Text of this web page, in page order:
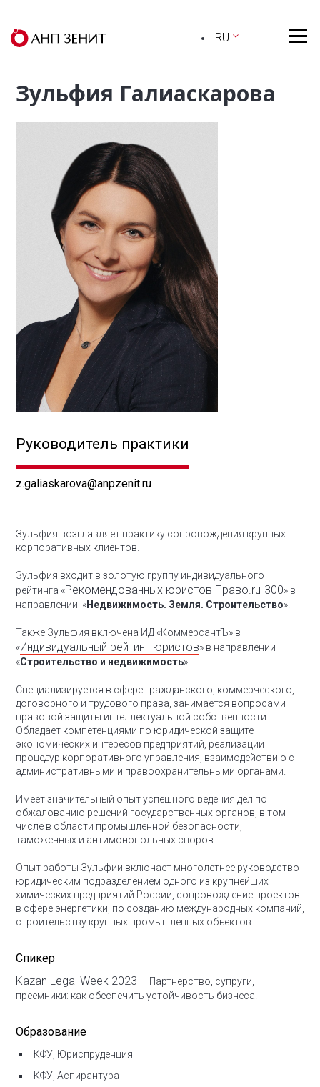
RU
Зульфия Галиаскарова
Руководитель практики
z.galiaskarova@anpzenit.ru
Зульфия возглавляет практику сопровождения крупных
корпоративных клиентов.
Зульфия входит в золотую группу индивидуального
рейтинга «Рекомендованных юристов Право.ru-300» в
направлении «Недвижимость. Земля. Строительство».
Также Зульфия включена ИД «КоммерсантЪ» в
«Индивидуальный рейтинг юристов» в направлении
«Строительство и недвижимость».
Специализируется в сфере гражданского, коммерческого,
договорного и трудового права, занимается вопросами
правовой защиты интеллектуальной собственности.
Обладает компетенциями по юридической защите
экономических интересов предприятий, реализации
процедур корпоративного управления, взаимодействию с
административными и правоохранительными органами.
Имеет значительный опыт успешного ведения дел по
обжалованию решений государственных органов, в том
числе в области промышленной безопасности,
таможенных и антимонопольных споров.
Опыт работы Зульфии включает многолетнее руководство
юридическим подразделением одного из крупнейших
химических предприятий России, сопровождение проектов
в сфере энергетики, по созданию международных компаний,
строительству крупных промышленных объектов.
Спикер
Kazan Legal Week 2023 — Партнерство, супруги,
преемники: как обеспечить устойчивость бизнеса.
Образование
КФУ, Юриспруденция
КФУ, Аспирантура